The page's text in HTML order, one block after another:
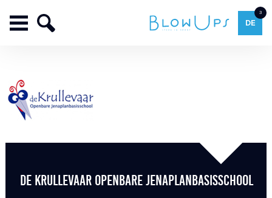
3
DE
DE KRULLEVAAR OPENBARE JENAPLANBASISSCHOOL